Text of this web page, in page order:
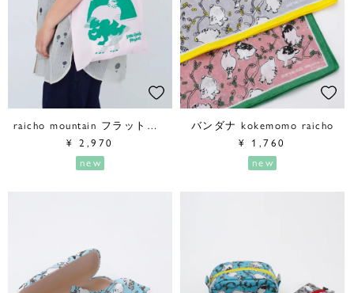
raicho mountain フラットトートバッグ
¥ 2,970
new
バンダナ kokemomo raicho
¥ 1,760
new